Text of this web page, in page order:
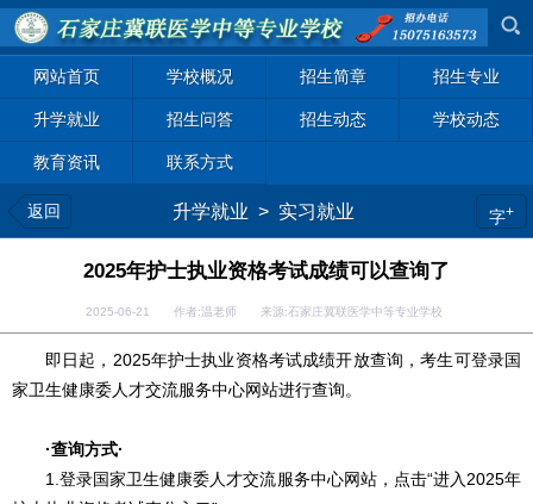
网站首页 学校概况 招生简章 招生专业
升学就业 招生问答 招生动态 学校动态
教育资讯 联系方式
返回 升学就业 > 实习就业 字+
2025年护士执业资格考试成绩可以查询了
2025-06-21 作者:温老师 来源:石家庄冀联医学中等专业学校
即日起，2025年护士执业资格考试成绩开放查询，考生可登录国
家卫生健康委人才交流服务中心网站进行查询。
·查询方式·
1.登录国家卫生健康委人才交流服务中心网站，点击“进入2025年